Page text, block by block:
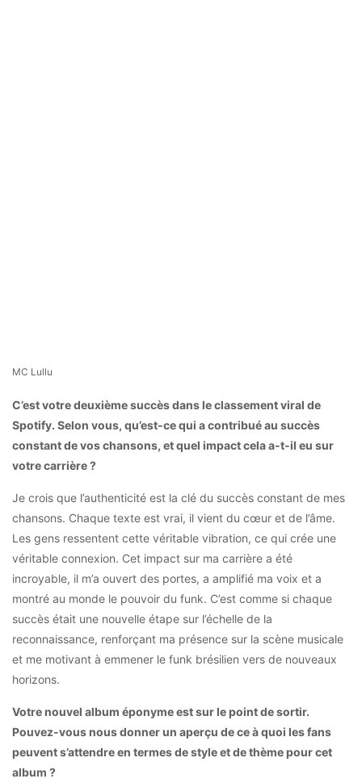
MC Lullu
C’est votre deuxième succès dans le classement viral de
Spotify. Selon vous, qu’est-ce qui a contribué au succès
constant de vos chansons, et quel impact cela a-t-il eu sur
votre carrière ?
Je crois que l’authenticité est la clé du succès constant de mes
chansons. Chaque texte est vrai, il vient du cœur et de l’âme.
Les gens ressentent cette véritable vibration, ce qui crée une
véritable connexion. Cet impact sur ma carrière a été
incroyable, il m’a ouvert des portes, a amplifié ma voix et a
montré au monde le pouvoir du funk. C’est comme si chaque
succès était une nouvelle étape sur l’échelle de la
reconnaissance, renforçant ma présence sur la scène musicale
et me motivant à emmener le funk brésilien vers de nouveaux
horizons.
Votre nouvel album éponyme est sur le point de sortir.
Pouvez-vous nous donner un aperçu de ce à quoi les fans
peuvent s’attendre en termes de style et de thème pour cet
album ?